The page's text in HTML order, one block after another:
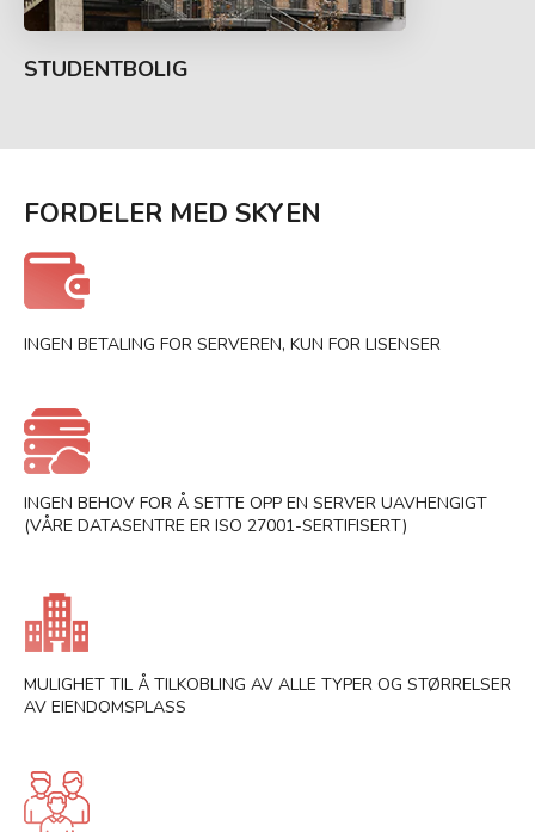
STUDENTBOLIG
FORDELER MED SKYEN
INGEN BETALING FOR SERVEREN, KUN FOR LISENSER
INGEN BEHOV FOR Å SETTE OPP EN SERVER UAVHENGIGT
(VÅRE DATASENTRE ER ISO 27001-SERTIFISERT)
MULIGHET TIL Å TILKOBLING AV ALLE TYPER OG STØRRELSER
AV EIENDOMSPLASS